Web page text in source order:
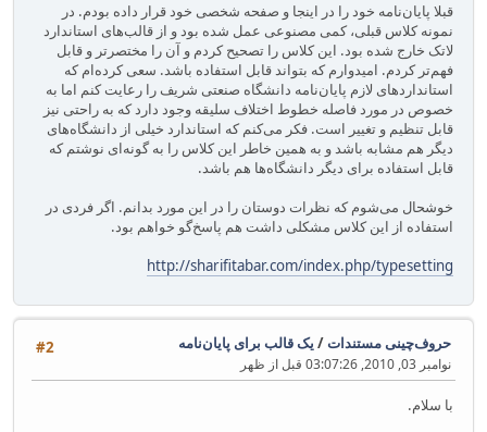
قبلا پایان‌نامه خود را در اینجا و صفحه شخصی خود قرار داده بودم. در
نمونه کلاس قبلی، کمی مصنوعی عمل شده بود و از قالب‌های استاندارد
لاتک خارج شده بود. این کلاس را تصحیح کردم و آن را مختصرتر و قابل
فهم‌تر کردم. امیدوارم که بتواند قابل استفاده باشد. سعی کرده‌ام که
استانداردهای لازم پایان‌نامه دانشگاه صنعتی شریف را رعایت کنم اما به
خصوص در مورد فاصله خطوط اختلاف سلیقه وجود دارد که به راحتی نیز
قابل تنظیم و تغییر است. فکر می‌کنم که استاندارد خیلی از دانشگاه‌های
دیگر هم مشابه باشد و به همین خاطر این کلاس را به گونه‌ای نوشتم که
قابل استفاده برای دیگر دانشگاه‌ها هم باشد.
خوشحال می‌شوم که نظرات دوستان را در این مورد بدانم. اگر فردی در
استفاده از این کلاس مشکلی داشت هم پاسخ‌گو خواهم بود.
http://sharifitabar.com/index.php/typesetting
#2 حروف‌چینی مستندات/ یک قالب برای پایان‌نامه
نوامبر 03, 2010, 03:07:26 قبل از ظهر
با سلام.